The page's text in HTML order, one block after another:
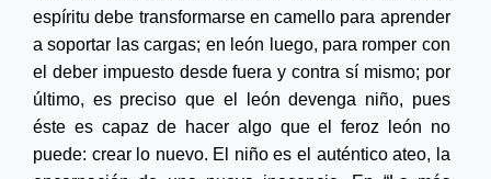
espíritu debe transformarse en camello para aprender
a soportar las cargas; en león luego, para romper con
el deber impuesto desde fuera y contra sí mismo; por
último, es preciso que el león devenga niño, pues
éste es capaz de hacer algo que el feroz león no
puede: crear lo nuevo. El niño es el auténtico ateo, la